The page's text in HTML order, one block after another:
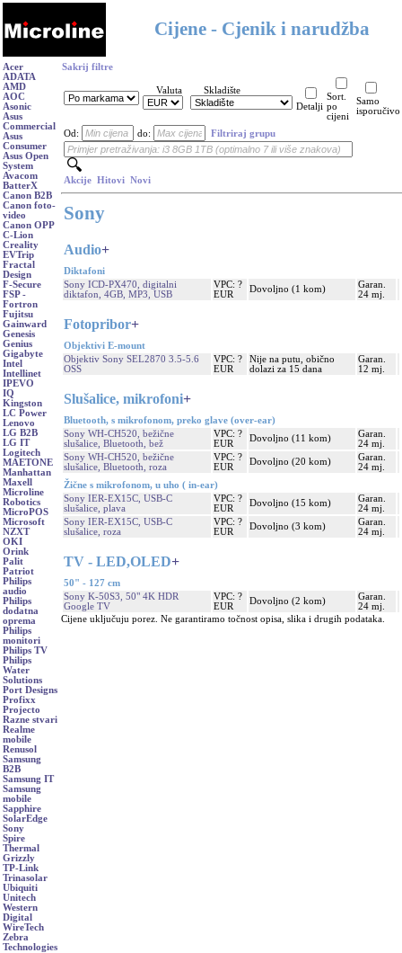
Cijene - Cjenik i narudžba
Acer
ADATA
AMD
AOC
Asonic
Asus
Commercial
Asus
Consumer
Asus Open
System
Avacom
BatterX
Canon B2B
Canon foto-
video
Canon OPP
C-Lion
Creality
EVTrip
Fractal
Design
F-Secure
FSP -
Fortron
Fujitsu
Gainward
Genesis
Genius
Gigabyte
Intel
Intellinet
IPEVO
IQ
Kingston
LC Power
Lenovo
LG B2B
LG IT
Logitech
MAETONE
Manhattan
Maxell
Microline
Robotics
MicroPOS
Microsoft
NZXT
OKI
Orink
Palit
Patriot
Philips
audio
Philips
dodatna
oprema
Philips
monitori
Philips TV
Philips
Water
Solutions
Port Designs
Profixx
Projecto
Razne stvari
Realme
mobile
Renusol
Samsung
B2B
Samsung IT
Samsung
mobile
Sapphire
SolarEdge
Sony
Spire
Thermal
Grizzly
TP-Link
Trinasolar
Ubiquiti
Unitech
Western
Digital
WireTech
Zebra
Technologies
Sakrij filtre
Valuta
Skladište
Detalji
Sort.
po
cijeni
Samo
isporučivo
Od: do: Filtriraj grupu
Akcije Hitovi Novi
Sony
Audio+
Diktafoni
Sony ICD-PX470, digitalni
diktafon, 4GB, MP3, USB
VPC: ?
EUR
Dovoljno (1 kom)
Garan.
24 mj.
Fotopribor+
Objektivi E-mount
Objektiv Sony SEL2870 3.5-5.6
OSS
VPC: ?
EUR
Nije na putu, obično
dolazi za 15 dana
Garan.
12 mj.
Slušalice, mikrofoni+
Bluetooth, s mikrofonom, preko glave (over-ear)
Sony WH-CH520, bežične
slušalice, Bluetooth, bež
VPC: ?
EUR
Dovoljno (11 kom)
Garan.
24 mj.
Sony WH-CH520, bežične
slušalice, Bluetooth, roza
VPC: ?
EUR
Dovoljno (20 kom)
Garan.
24 mj.
Žične s mikrofonom, u uho ( in-ear)
Sony IER-EX15C, USB-C
slušalice, plava
VPC: ?
EUR
Dovoljno (15 kom)
Garan.
24 mj.
Sony IER-EX15C, USB-C
slušalice, roza
VPC: ?
EUR
Dovoljno (3 kom)
Garan.
24 mj.
TV - LED,OLED+
50" - 127 cm
Sony K-50S3, 50" 4K HDR
Google TV
VPC: ?
EUR
Dovoljno (2 kom)
Garan.
24 mj.
Cijene uključuju porez. Ne garantiramo točnost opisa, slika i drugih podataka.